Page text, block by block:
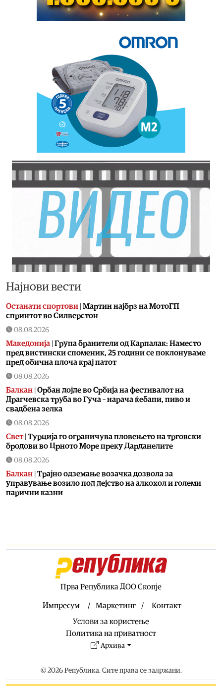
Најнови вести
Останати спортови | Мартин најбрз на МотоГП
спринтот во Силверстон
08.08.2026
Македонија | Група бранители од Карпалак: Наместо
пред вистински споменик, 25 години се поклонуваме
пред обична плоча крај патот
08.08.2026
Балкан | Орбан дојде во Србија на фестивалот на
Драгчевска труба во Гуча – нарача ќебапи, пиво и
свадбена зелка
08.08.2026
Свет| Турција го ограничува пловењето на трговски
бродови во Црното Море преку Дарданелите
08.08.2026
Балкан | Трајно одземање возачка дозвола за
управување возило под дејство на алкохол и големи
парични казни
08.08.2026
Иран: Отворањето на Ормутскиот Теснец зависи
вицешампионка во џиу-џицу
Матера – градот од камен кој како феникс се
издигнал од пепелта на срамот, бедата и заборавот
Убедлив триумф на Тиквеш над Башкими
08.08.2026
Прва Република ДОО Скопје
Импресум Маркетинг
Контакт
Услови за користење
Политика на приватност
Архива
© 2026 Република. Сите права се задржани.